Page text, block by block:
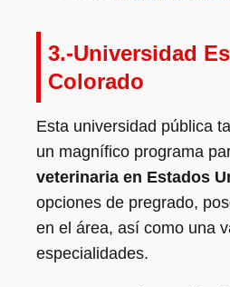
3.-Universidad
Colorado
Esta universidad pública
un magnífico programa
veterinaria en Estados
opciones de pregrado,
en el área, así como una
especialidades.